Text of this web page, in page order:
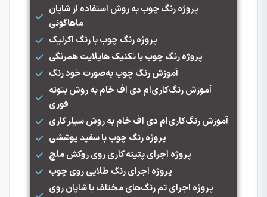
پروژه رنگ چوب به روش استفاده از شاپان
ماهاگونی
پروژه رنگ چوب با رنگ اکرلیک
پروژه رنگ چوب با تکنیک هایلایت همرنگی
آموزش رنگ چوب به‌صورت خود رنگ
آموزش رنگ‌کاری‌ام دی اف خام به روش بتونه
فوری
آموزش رنگ‌کاری‌ام دی اف خام به روش سیلر کاری
پروژه رنگ چوب با سفید پوششی
پروژه اجرای پتینه کاری روی روکش ملچ
پروژه اجرای رنگ طلایی روی چوب
پروژه اجرای تم رنگ‌های مختلف با شاپان روی